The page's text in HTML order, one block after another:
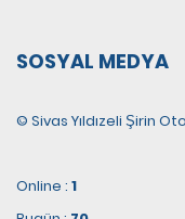
SOSYAL MEDYA
© Sivas Yıldızeli Şirin
Online : 1